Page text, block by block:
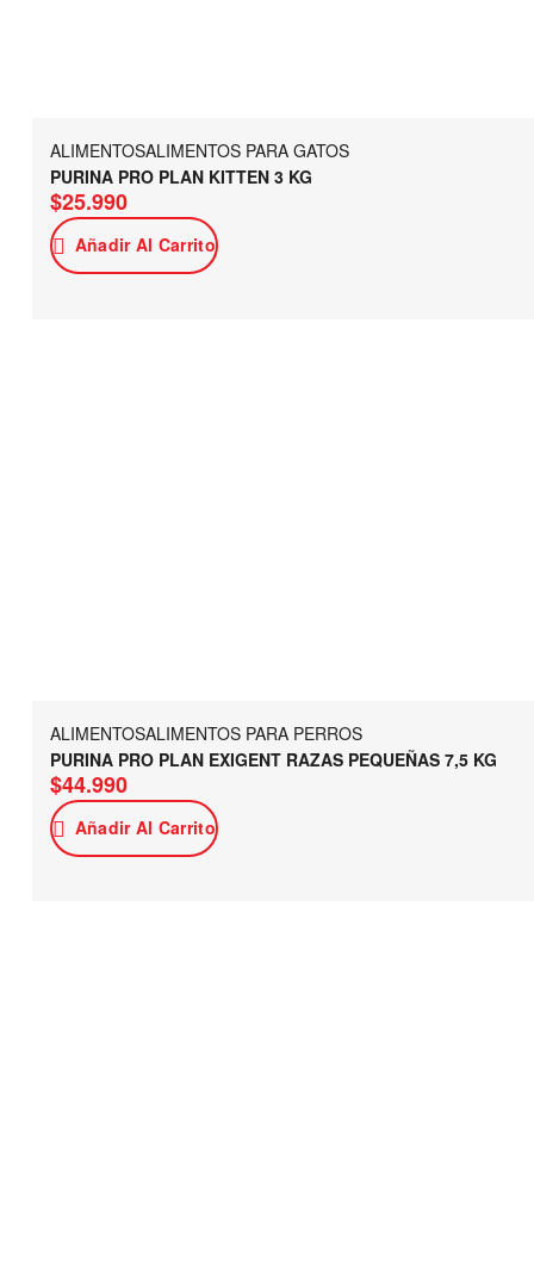
ALIMENTOSALIMENTOS PARA GATOS
PURINA PRO PLAN KITTEN 3 KG
$25.990
Añadir Al Carrito
ALIMENTOSALIMENTOS PARA PERROS
PURINA PRO PLAN EXIGENT RAZAS PEQUEÑAS 7,5 KG
$44.990
Añadir Al Carrito